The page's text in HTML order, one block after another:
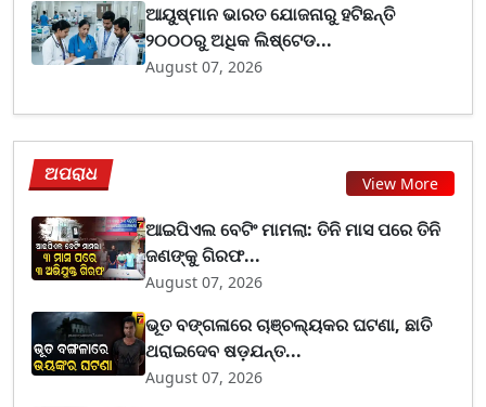
ଆୟୁଷ୍ମାନ ଭାରତ ଯୋଜନାରୁ ହଟିଛନ୍ତି
୨୦୦୦ରୁ ଅଧିକ ଲିଷ୍ଟେଡ...
August 07, 2026
ଅପରାଧ View More
ଆଇପିଏଲ ବେଟିଂ ମାମଲା: ତିନି ମାସ ପରେ ତିନି
ଜଣଙ୍କୁ ଗିରଫ...
August 07, 2026
ଭୂତ ବଙ୍ଗଳାରେ ଚାଞ୍ଚଲ୍ୟକର ଘଟଣା, ଛାତି
ଥରାଇଦେବ ଷଡ଼ଯନ୍ତ...
August 07, 2026